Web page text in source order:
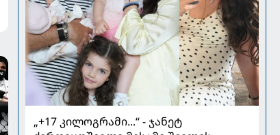
„+17 კილოგრამი...“ - ჯანეტ